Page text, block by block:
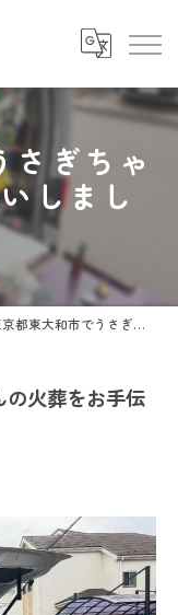
さぎちゃ
しまし
東大和市でうさぎちゃんの火葬をお手伝いしました。
火葬をお手伝